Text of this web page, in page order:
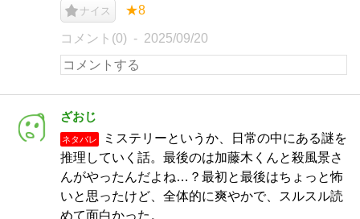
ナイス ★8
コメント(0) 2025/09/20
ざおじ
ネタバレ
ミステリーというか、日常の中にある謎を
推理していく話。最後のは加藤木くんと殺風景さ
んがやったんだよね…？最初と最後はちょっと怖
いと思ったけど、全体的に爽やかで、スルスル読
めて面白かった。